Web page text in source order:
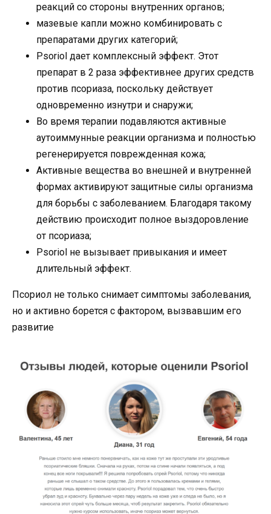
реакций со стороны внутренних органов;
мазевые капли можно комбинировать с
препаратами других категорий;
Psoriol дает комплексный эффект. Этот
препарат в 2 раза эффективнее других средств
против псориаза, поскольку действует
одновременно изнутри и снаружи;
Во время терапии подавляются активные
аутоиммунные реакции организма и полностью
регенерируется поврежденная кожа;
Активные вещества во внешней и внутренней
формах активируют защитные силы организма
для борьбы с заболеванием. Благодаря такому
действию происходит полное выздоровление
от псориаза;
Psoriol не вызывает привыкания и имеет
длительный эффект.
Псориол не только снимает симптомы заболевания,
но и активно борется с фактором, вызвавшим его
развитие